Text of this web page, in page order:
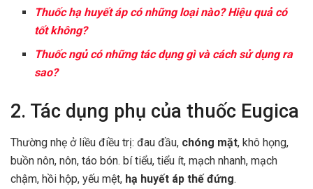
Thuốc hạ huyết áp có những loại nào? Hiệu quả có
tốt không?
Thuốc ngủ có những tác dụng gì và cách sử dụng ra
sao?
2. Tác dụng phụ của thuốc Eugica
Thường nhẹ ở liều điều trị: đau đầu, chóng mặt, khô họng,
buồn nôn, nôn, táo bón. bí tiểu, tiểu ít, mạch nhanh, mạch
chậm, hồi hộp, yếu mệt, hạ huyết áp thế đứng.